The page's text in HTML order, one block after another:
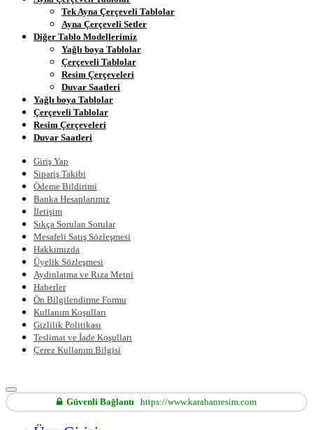
Tek Ayna Çerçeveli Tablolar
Ayna Çerçeveli Setler
Diğer Tablo Modellerimiz
Yağlı boya Tablolar
Çerçeveli Tablolar
Resim Çerçeveleri
Duvar Saatleri
Yağlı boya Tablolar
Çerçeveli Tablolar
Resim Çerçeveleri
Duvar Saatleri
Giriş Yap
Sipariş Takibi
Ödeme Bildirimi
Banka Hesaplarımız
İletişim
Sıkça Sorulan Sorular
Mesafeli Satış Sözleşmesi
Hakkımızda
Üyelik Sözleşmesi
Aydınlatma ve Rıza Metni
Haberler
Ön Bilgilendirme Formu
Kullanım Koşulları
Gizlilik Politikası
Teslimat ve İade Koşulları
Çerez Kullanım Bilgisi
Güvenli Bağlantı https://www.karahanresim.com